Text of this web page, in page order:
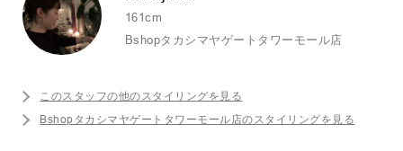
161cm
Bshopタカシマヤゲートタワーモール店
このスタッフの他のスタイリングを見る
Bshopタカシマヤゲートタワーモール店のスタイリングを見る